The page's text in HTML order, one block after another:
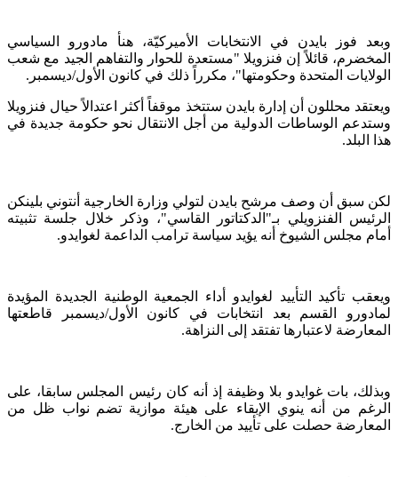
وبعد فوز بايدن في الانتخابات الأميركيّة، هنأ مادورو السياسي
المخضرم، قائلاً إن فنزويلا "مستعدة للحوار والتفاهم الجيد مع شعب
الولايات المتحدة وحكومتها"، مكرراً ذلك في كانون الأول/ديسمبر.
ويعتقد محللون أن إدارة بايدن ستتخذ موقفاً أكثر اعتدالاً حيال فنزويلا
وستدعم الوساطات الدولية من أجل الانتقال نحو حكومة جديدة في
هذا البلد.
لكن سبق أن وصف مرشح بايدن لتولي وزارة الخارجية أنتوني بلينكن
الرئيس الفنزويلي بـ"الدكتاتور القاسي"، وذكر خلال جلسة تثبيته
أمام مجلس الشيوخ أنه يؤيد سياسة ترامب الداعمة لغوايدو.
ويعقب تأكيد التأييد لغوايدو أداء الجمعية الوطنية الجديدة المؤيدة
لمادورو القسم بعد انتخابات في كانون الأول/ديسمبر قاطعتها
المعارضة لاعتبارها تفتقد إلى النزاهة.
وبذلك، بات غوايدو بلا وظيفة إذ أنه كان رئيس المجلس سابقا، على
الرغم من أنه ينوي الإبقاء على هيئة موازية تضم نواب ظل من
المعارضة حصلت على تأييد من الخارج.